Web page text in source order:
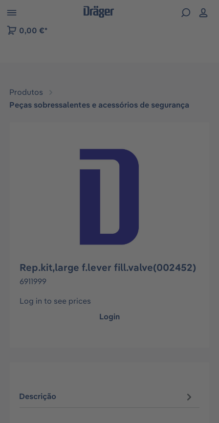
to B2B platform navigation
0,00 €*
Produtos
Peças sobressalentes e acessórios de segurança
Ignorar galeria de imagens
Rep.kit,large f.lever fill.valve(002452)
6911999
Log in to see prices
Login
Descrição